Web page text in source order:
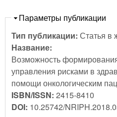
Скрыть
Параметры публикации
Тип публикации: Статья в
Название:
Возможность
управления рисками в
помощи онкологическим
ISBN/ISSN: 2415-8410
DOI: 10.25742/